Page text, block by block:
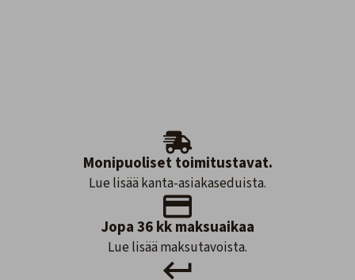
Monipuoliset toimitustavat.
Lue lisää kanta-asiakaseduista.
Jopa 36 kk maksuaikaa
Lue lisää maksutavoista.